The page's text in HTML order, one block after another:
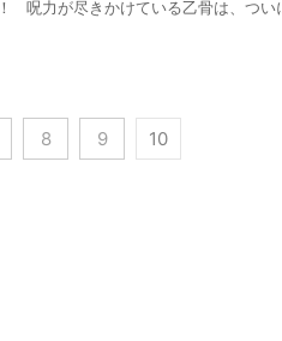
呪力が尽きかけている乙骨は、つい
8 9 10